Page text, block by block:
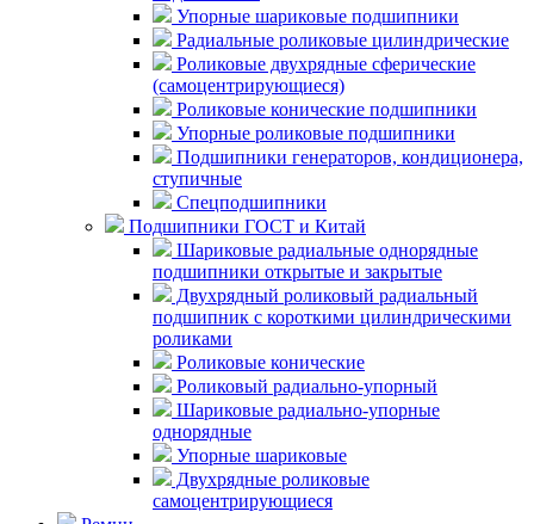
Упорные шариковые подшипники
Радиальные роликовые цилиндрические
Роликовые двухрядные сферические
(самоцентрирующиеся)
Роликовые конические подшипники
Упорные роликовые подшипники
Подшипники генераторов, кондиционера,
ступичные
Спецподшипники
Подшипники ГОСТ и Китай
Шариковые радиальные однорядные
подшипники открытые и закрытые
Двухрядный роликовый радиальный
подшипник с короткими цилиндрическими
роликами
Роликовые конические
Роликовый радиально-упорный
Шариковые радиально-упорные
однорядные
Упорные шариковые
Двухрядные роликовые
самоцентрирующиеся